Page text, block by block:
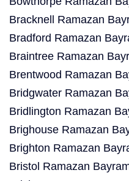
Bracknell Ramazan
Bradford Ramazan
Braintree Ramazan
Brentwood Ramazan
Bridgwater Ramazan
Bridlington Ramazan
Brighouse Ramazan
Brighton Ramazan
Bristol Ramazan